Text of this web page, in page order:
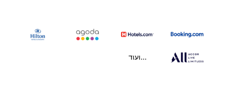
...ועוד